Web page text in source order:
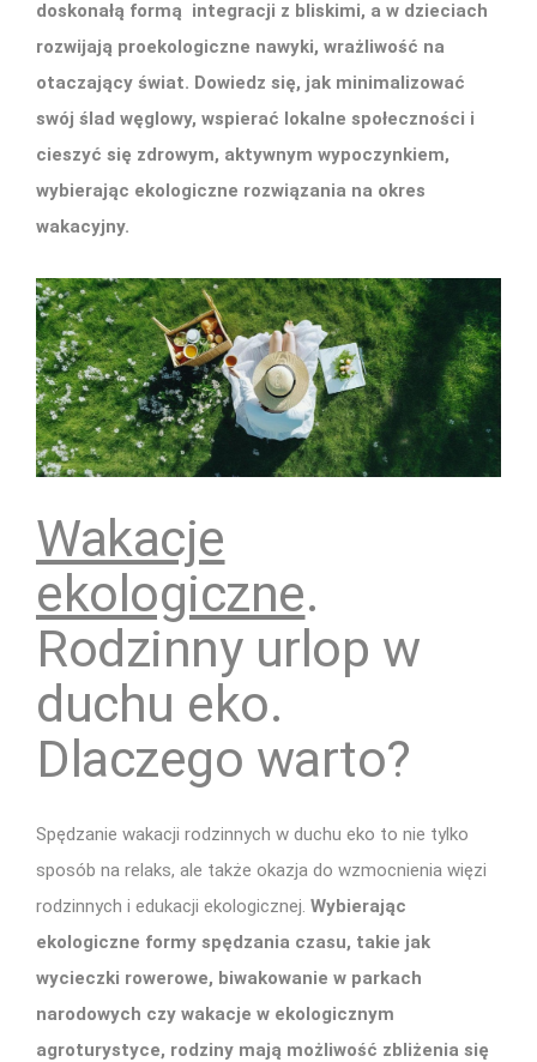
doskonałą formą integracji z bliskimi, a w dzieciach
rozwijają proekologiczne nawyki, wrażliwość na
otaczający świat. Dowiedz się, jak minimalizować
swój ślad węglowy, wspierać lokalne społeczności i
cieszyć się zdrowym, aktywnym wypoczynkiem,
wybierając ekologiczne rozwiązania na okres
wakacyjny.
Wakacje
ekologiczne.
Rodzinny urlop w
duchu eko.
Dlaczego warto?
Spędzanie wakacji rodzinnych w duchu eko to nie tylko
sposób na relaks, ale także okazja do wzmocnienia więzi
rodzinnych i edukacji ekologicznej. Wybierając
ekologiczne formy spędzania czasu, takie jak
wycieczki rowerowe, biwakowanie w parkach
narodowych czy wakacje w ekologicznym
agroturystyce, rodziny mają możliwość zbliżenia się